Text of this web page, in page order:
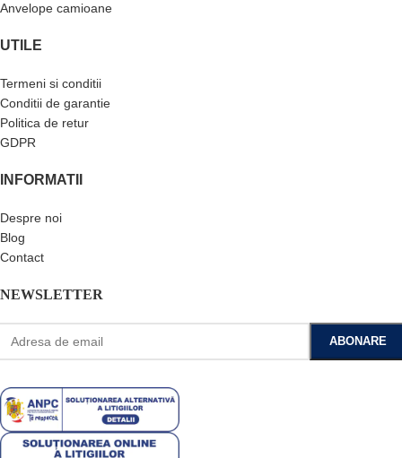
Anvelope camioane
UTILE
Termeni si conditii
Conditii de garantie
Politica de retur
GDPR
INFORMATII
Despre noi
Blog
Contact
NEWSLETTER